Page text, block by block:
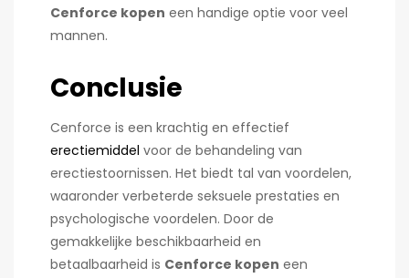
Cenforce kopen een handige optie voor veel
mannen.
Conclusie
Cenforce is een krachtig en effectief
erectiemiddel voor de behandeling van
erectiestoornissen. Het biedt tal van voordelen,
waaronder verbeterde seksuele prestaties en
psychologische voordelen. Door de
gemakkelijke beschikbaarheid en
betaalbaarheid is Cenforce kopen een